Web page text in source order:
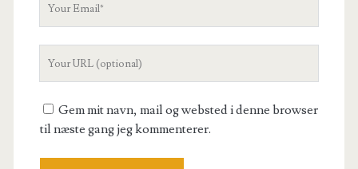
Gem mit navn, mail og websted i denne browser
til næste gang jeg kommenterer.